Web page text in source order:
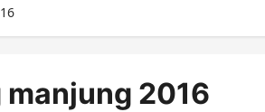
2016